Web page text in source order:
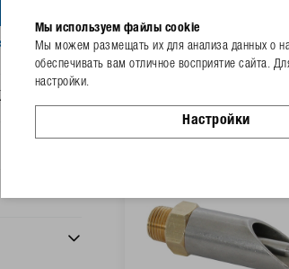
поилки свиней и хряков
Мы используем файлы cookie
Мы можем размещать их для анализа данных о
обеспечивать вам отличное восприятие сайта.
настройки.
Настройки